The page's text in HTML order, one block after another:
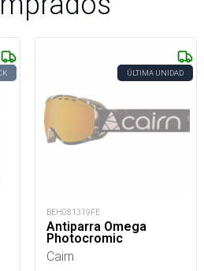
ÚLTIMA UNIDAD
BEH081319FE
Antiparra Omega
Photocromic
Cairn